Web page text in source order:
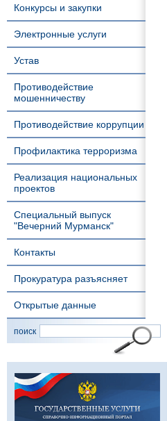
Конкурсы и закупки
Электронные услуги
Устав
Противодействие
мошенничеству
Противодействие коррупции
Профилактика терроризма
Реализация национальных
проектов
Специальный выпуск
"Вечерний Мурманск"
Контакты
Прокуратура разъясняет
Открытые данные
поиск